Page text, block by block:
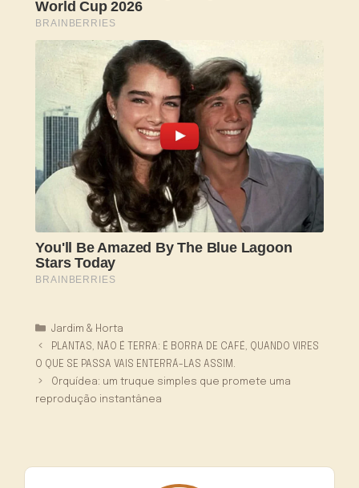
Categorias
Jardim & Horta
PLANTAS, NÃO É TERRA: É BORRA DE CAFÉ, QUANDO VIRES
O QUE SE PASSA VAIS ENTERRÁ-LAS ASSIM.
Orquídea: um truque simples que promete uma
reprodução instantânea